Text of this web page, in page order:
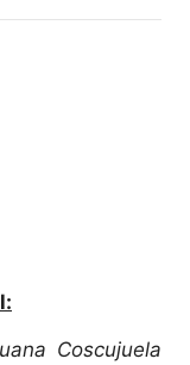
Coscujuela